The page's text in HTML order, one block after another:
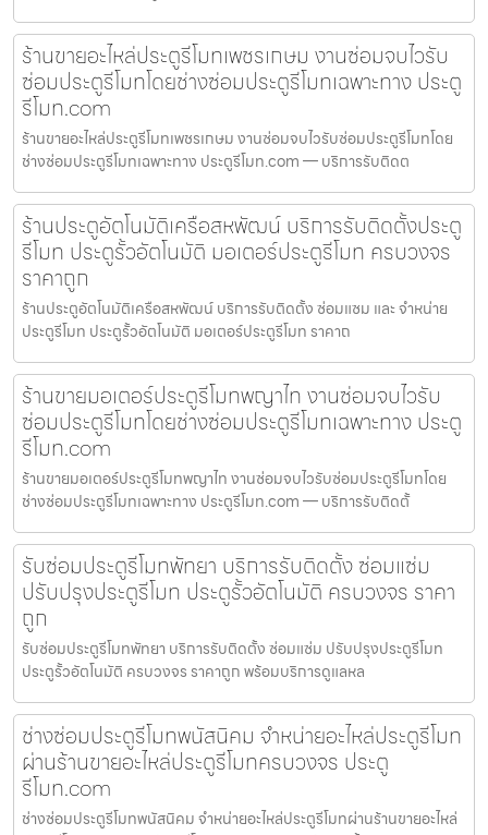
ร้านขายอะไหล่ประตูรีโมทเพชรเกษม งานซ่อมจบไวรับ
ซ่อมประตูรีโมทโดยช่างซ่อมประตูรีโมทเฉพาะทาง ประตู
รีโมท.com
ร้านขายอะไหล่ประตูรีโมทเพชรเกษม งานซ่อมจบไวรับซ่อมประตูรีโมทโดย
ช่างซ่อมประตูรีโมทเฉพาะทาง ประตูรีโมท.com — บริการรับติดต
ร้านประตูอัตโนมัติเครือสหพัฒน์ บริการรับติดตั้งประตู
รีโมท ประตูรั้วอัตโนมัติ มอเตอร์ประตูรีโมท ครบวงจร
ราคาถูก
ร้านประตูอัตโนมัติเครือสหพัฒน์ บริการรับติดตั้ง ซ่อมแซม และ จำหน่าย
ประตูรีโมท ประตูรั้วอัตโนมัติ มอเตอร์ประตูรีโมท ราคาถ
ร้านขายมอเตอร์ประตูรีโมทพญาไท งานซ่อมจบไวรับ
ซ่อมประตูรีโมทโดยช่างซ่อมประตูรีโมทเฉพาะทาง ประตู
รีโมท.com
ร้านขายมอเตอร์ประตูรีโมทพญาไท งานซ่อมจบไวรับซ่อมประตูรีโมทโดย
ช่างซ่อมประตูรีโมทเฉพาะทาง ประตูรีโมท.com — บริการรับติดตั้
รับซ่อมประตูรีโมทพัทยา บริการรับติดตั้ง ซ่อมแซ่ม
ปรับปรุงประตูรีโมท ประตูรั้วอัตโนมัติ ครบวงจร ราคา
ถูก
รับซ่อมประตูรีโมทพัทยา บริการรับติดตั้ง ซ่อมแซ่ม ปรับปรุงประตูรีโมท
ประตูรั้วอัตโนมัติ ครบวงจร ราคาถูก พร้อมบริการดูแลหล
ช่างซ่อมประตูรีโมทพนัสนิคม จำหน่ายอะไหล่ประตูรีโมท
ผ่านร้านขายอะไหล่ประตูรีโมทครบวงจร ประตู
รีโมท.com
ช่างซ่อมประตูรีโมทพนัสนิคม จำหน่ายอะไหล่ประตูรีโมทผ่านร้านขายอะไหล่